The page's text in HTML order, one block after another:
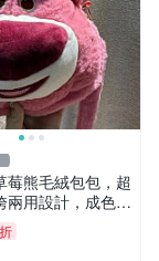
莓熊毛絨包包，超
兩用設計，成色上
紅草莓 毛絨包 超